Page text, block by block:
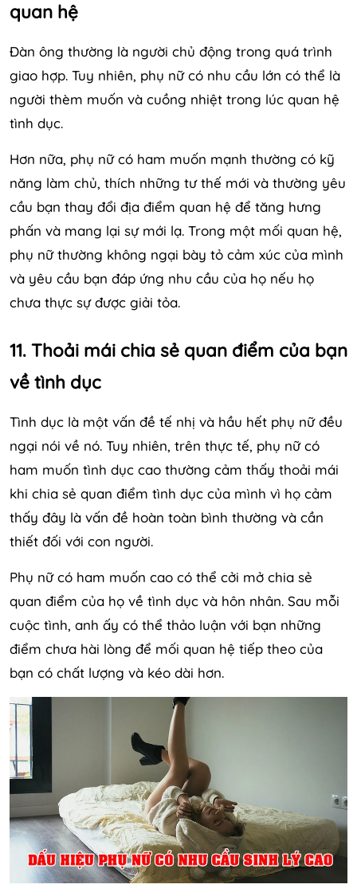
quan hệ
Đàn ông thường là người chủ động trong quá trình
giao hợp. Tuy nhiên, phụ nữ có nhu cầu lớn có thể là
người thèm muốn và cuồng nhiệt trong lúc quan hệ
tình dục.
Hơn nữa, phụ nữ có ham muốn mạnh thường có kỹ
năng làm chủ, thích những tư thế mới và thường yêu
cầu bạn thay đổi địa điểm quan hệ để tăng hưng
phấn và mang lại sự mới lạ. Trong một mối quan hệ,
phụ nữ thường không ngại bày tỏ cảm xúc của mình
và yêu cầu bạn đáp ứng nhu cầu của họ nếu họ
chưa thực sự được giải tỏa.
11. Thoải mái chia sẻ quan điểm của bạn
về tình dục
Tình dục là một vấn đề tế nhị và hầu hết phụ nữ đều
ngại nói về nó. Tuy nhiên, trên thực tế, phụ nữ có
ham muốn tình dục cao thường cảm thấy thoải mái
khi chia sẻ quan điểm tình dục của mình vì họ cảm
thấy đây là vấn đề hoàn toàn bình thường và cần
thiết đối với con người.
Phụ nữ có ham muốn cao có thể cởi mở chia sẻ
quan điểm của họ về tình dục và hôn nhân. Sau mỗi
cuộc tình, anh ấy có thể thảo luận với bạn những
điểm chưa hài lòng để mối quan hệ tiếp theo của
bạn có chất lượng và kéo dài hơn.